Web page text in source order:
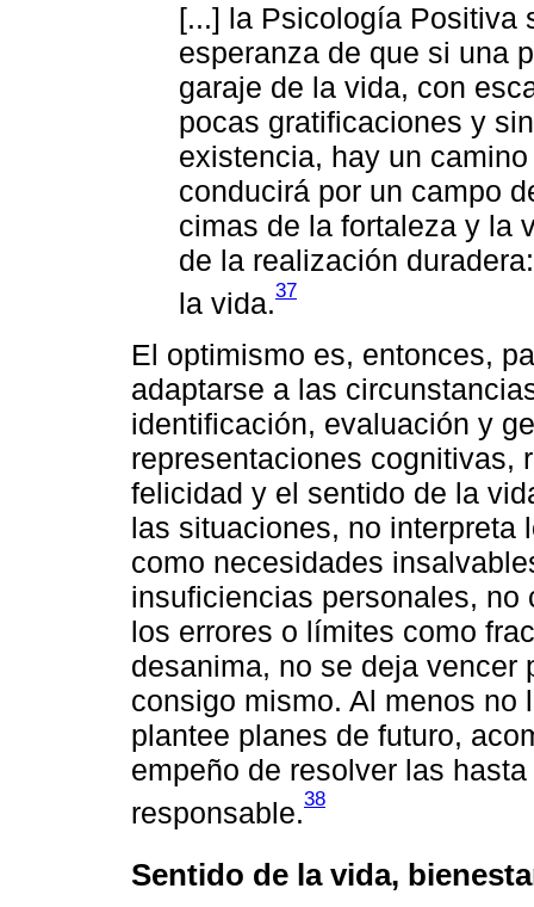
[...] la Psicología Positiva
esperanza de que si una
garaje de la vida, con
pocas gratificaciones y
existencia, hay un
conducirá por un campo
cimas de la fortaleza y la
de la realización
la vida.37
El optimismo es, entonces,
adaptarse a las
identificación, evaluación y
representaciones cognitivas,
felicidad y el sentido de la
las situaciones, no interpreta
como necesidades
insuficiencias personales,
los errores o límites como
desanima, no se deja vencer
consigo mismo. Al menos no
plantee planes de futuro,
empeño de resolver las
responsable.38
Sentido de la vida,